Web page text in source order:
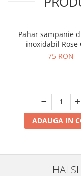
Pahar sampanie
inoxidabil Rose
75 RON
ADAUGA IN
HAI